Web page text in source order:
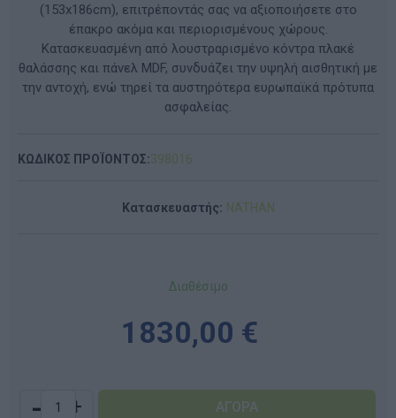
(153x186cm), επιτρέποντάς σας να αξιοποιήσετε στο
έπακρο ακόμα και περιορισμένους χώρους.
Κατασκευασμένη από λουστραρισμένο κόντρα πλακέ
θαλάσσης και πάνελ MDF, συνδυάζει την υψηλή αισθητική με
την αντοχή, ενώ τηρεί τα αυστηρότερα ευρωπαϊκά πρότυπα
ασφαλείας.
ΚΩΔΙΚΟΣ ΠΡΟΪΟΝΤΟΣ:398016
Κατασκευαστής: NATHAN
Διαθέσιμο
1830,00 €
- +